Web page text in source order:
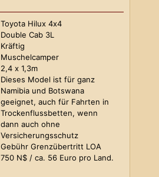
Toyota Hilux 4x4
Double Cab 3L
Kräftig
Muschelcamper
2,4 x 1,3m
Dieses Model ist für ganz
Namibia und Botswana
geeignet, auch für Fahrten in
Trockenflussbetten, wenn
dann auch ohne
Versicherungsschutz
Gebühr Grenzübertritt LOA
750 N$ / ca. 56 Euro pro Land.